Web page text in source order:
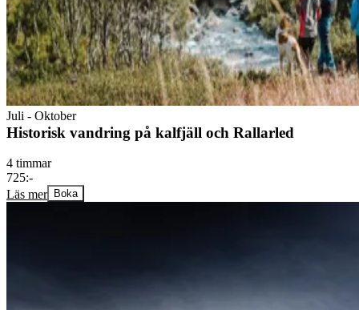
Juli - Oktober
Historisk vandring på kalfjäll och Rallarled
4 timmar
725:-
Läs mer
Boka